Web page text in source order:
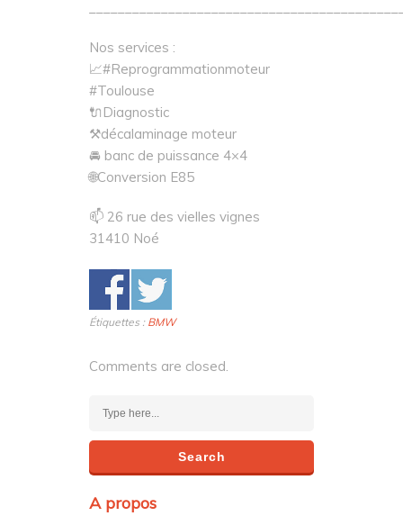
Nos services :
📈#Reprogrammationmoteur
#Toulouse
🔌Diagnostic
⚒décalaminage moteur
🚘 banc de puissance 4×4
🌐Conversion E85
📫 26 rue des vielles vignes
31410 Noé
Étiquettes : BMW
Comments are closed.
A propos